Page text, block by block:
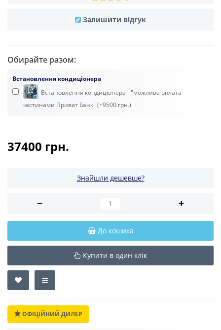
Залишити відгук
Обирайте разом:
Встановлення кондиціонера
Встановлення кондиціонера - "можлива оплата
частинами Приват Банк" (+9500 грн.)
37400 грн.
Знайшли дешевше?
До кошика
Купити в один клік
ОФІЦІЙНИЙ ДИЛЕР